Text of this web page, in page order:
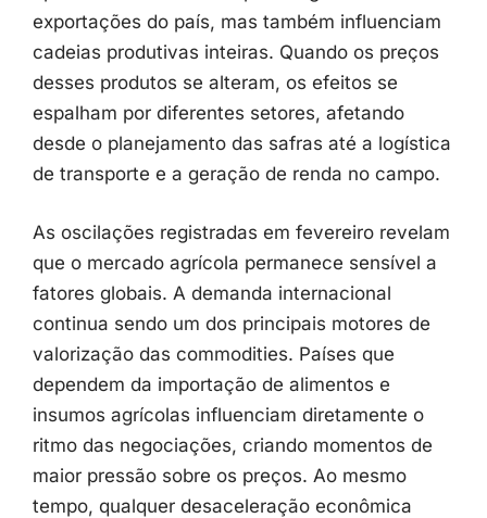
exportações do país, mas também influenciam
cadeias produtivas inteiras. Quando os preços
desses produtos se alteram, os efeitos se
espalham por diferentes setores, afetando
desde o planejamento das safras até a logística
de transporte e a geração de renda no campo.
As oscilações registradas em fevereiro revelam
que o mercado agrícola permanece sensível a
fatores globais. A demanda internacional
continua sendo um dos principais motores de
valorização das commodities. Países que
dependem da importação de alimentos e
insumos agrícolas influenciam diretamente o
ritmo das negociações, criando momentos de
maior pressão sobre os preços. Ao mesmo
tempo, qualquer desaceleração econômica